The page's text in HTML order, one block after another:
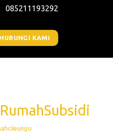
085211193292
HUBUNGI KAMI